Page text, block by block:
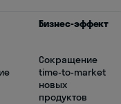
Бизнес-эффект
Сокращение
time-to-market
новых
продуктов